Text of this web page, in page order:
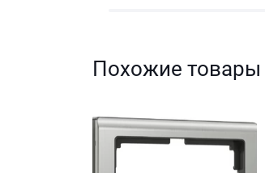
Похожие товары